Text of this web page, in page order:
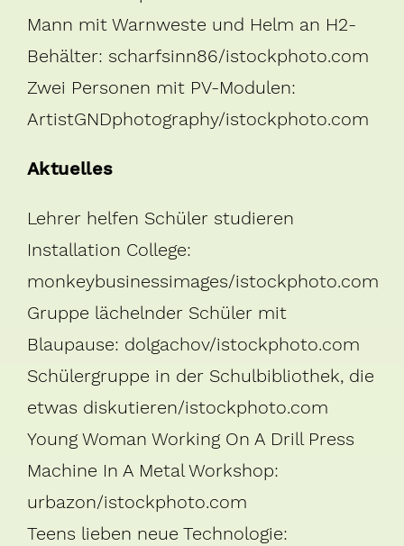
Mann mit Warnweste und Helm an H2-
Behälter: scharfsinn86/istockphoto.com
Zwei Personen mit PV-Modulen:
ArtistGNDphotography/istockphoto.com
Aktuelles
Lehrer helfen Schüler studieren
Installation College:
monkeybusinessimages/istockphoto.com
Gruppe lächelnder Schüler mit
Blaupause: dolgachov/istockphoto.com
Schülergruppe in der Schulbibliothek, die
etwas diskutieren/istockphoto.com
Young Woman Working On A Drill Press
Machine In A Metal Workshop:
urbazon/istockphoto.com
Teens lieben neue Technologie: